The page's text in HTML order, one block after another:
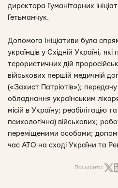
директора Гуманітарних
Гетьманчук.
Допомога Ініціативи була
українців у Східній Україні,
терористичних дій
військових першій медичній
(«Захист Патріотів»);
обладнання українським
місій в Україну; реабілітацію
психологічна) військових;
переміщеними особами;
час АТО на сході України та
Поширити: